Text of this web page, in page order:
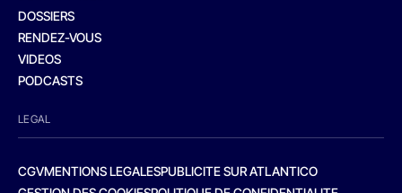
DOSSIERS
RENDEZ-VOUS
VIDEOS
PODCASTS
LEGAL
CGVMENTIONS LEGALESPUBLICITE SUR ATLANTICO